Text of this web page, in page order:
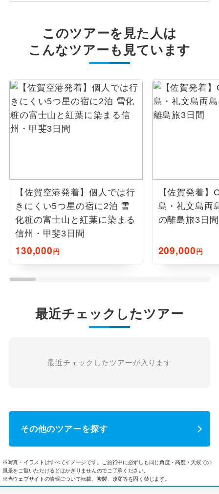
このツアーを見た人は
こんなツアーも見ています
【佐賀空港発着】個人では行
きにくい5つ星の宿に2泊 雪
化粧の富士山と紅葉に染まる
信州・甲斐3日間
130,000円
【佐賀発着
島・礼文島両
の離島旅3日間
209,000円
最近チェックしたツアー
最近チェックしたツアーが入ります
その他のツアーを探す
※写真・イラストはすべてイメージです。ご旅行中に必ずしも同じ角度・高度・天候での
風景をご覧いただけるとはかぎりませんのでご了承ください。
※当ウェブサイトの情報について転載、複製、改変等を固く禁じます。